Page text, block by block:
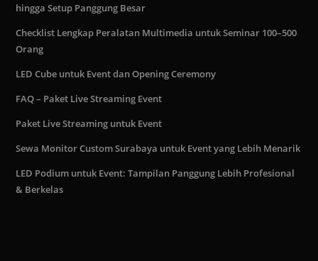
hingga Setup Panggung Besar
Checklist Lengkap Peralatan Multimedia untuk Seminar 100–500
Orang
LED Cube untuk Event dan Opening Ceremony
FAQ – Paket Live Streaming Event
Paket Live Streaming untuk Event
Sewa Monitor Custom Surabaya untuk Event yang Lebih Menarik
LED Podium untuk Event: Tampilan Panggung Lebih Profesional
& Berkelas